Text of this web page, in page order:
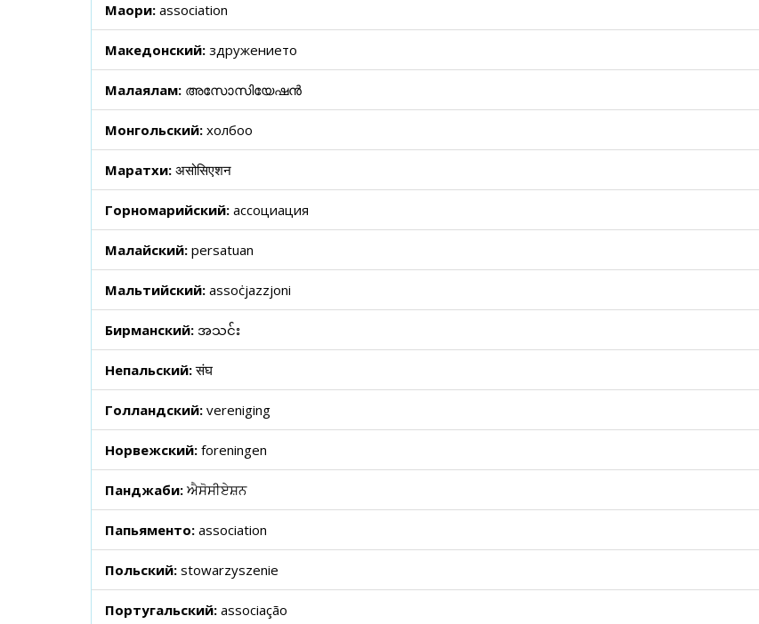
Маори: association
Македонский: здружението
Малаялам: അസോസിയേഷൻ
Монгольский: холбоо
Маратхи: असोसिएशन
Горномарийский: ассоциация
Малайский: persatuan
Мальтийский: assoċjazzjoni
Бирманский: အသင်း
Непальский:संघ
Голландский: vereniging
Норвежский: foreningen
Панджаби: ਐਸੋਸੀਏਸ਼ਨ
Папьяменто: association
Польский: stowarzyszenie
Португальский: associação